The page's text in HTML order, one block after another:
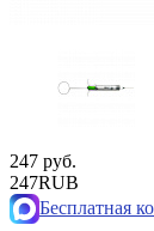
247 руб.
247RUB
Бесплатная